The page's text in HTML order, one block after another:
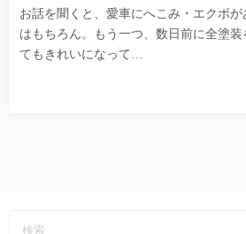
お話を聞くと、愛車にへこみ・エクボ
はもちろん。もう一つ、数日前に全塗
てもきれいになって…